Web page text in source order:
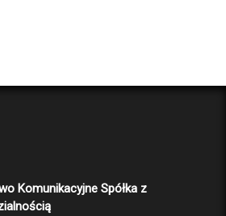
Komunikacyjne Spółka z